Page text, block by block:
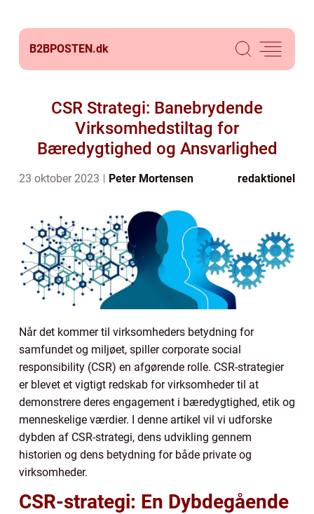
B2BPOSTEN.dk
CSR Strategi: Banebrydende
Virksomhedstiltag for
Bæredygtighed og Ansvarlighed
23 oktober 2023 Peter Mortensen redaktionel
Når det kommer til virksomheders betydning for
samfundet og miljøet, spiller corporate social
responsibility (CSR) en afgørende rolle. CSR-strategier
er blevet et vigtigt redskab for virksomheder til at
demonstrere deres engagement i bæredygtighed, etik og
menneskelige værdier. I denne artikel vil vi udforske
dybden af CSR-strategi, dens udvikling gennem
historien og dens betydning for både private og
virksomheder.
CSR-strategi: En Dybdegående